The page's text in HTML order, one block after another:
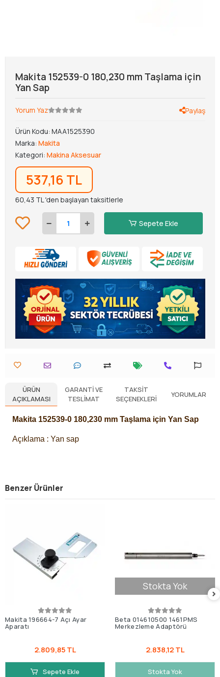
Makita 152539-0 180,230 mm Taşlama için
Yan Sap
Yorum Yaz Paylaş
Ürün Kodu: MAA1525390
Marka: Makita
Kategori: Makina Aksesuar
537,16 TL
60,43 TL 'den başlayan taksitlerle
Sepete Ekle
ÜRÜN
AÇIKLAMASI
GARANTI VE
TESLIMAT
TAKSIT
SEÇENEKLERI
YORUMLAR
Makita 152539-0 180,230 mm Taşlama için Yan Sap
Açıklama : Yan sap
Benzer Ürünler
Makita 196664-7 Açı Ayar
Aparatı
2.809,85 TL
Sepete Ekle
Stokta Yok
Beta 014610500 1461PMS
Merkezleme Adaptörü
2.838,12 TL
Stokta Yok